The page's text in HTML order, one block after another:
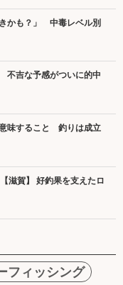
かも？」 中毒レベル別
不吉な予感がついに的中
味すること 釣りは成立
滋賀】 好釣果を支えたロ
フィッシング